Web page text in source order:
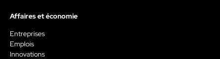
Affaires et économie
Entreprises
Emplois
Innovations